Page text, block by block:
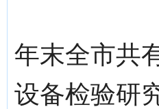
年末全市共
设备检验研